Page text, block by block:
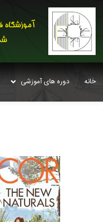
آموزشگاه
خانه دوره های آموزشی